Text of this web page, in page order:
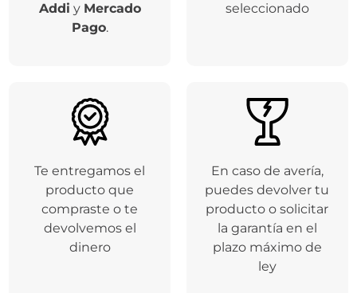
Addi y Mercado
Pago.
seleccionado
Te entregamos el
producto que
compraste o te
devolvemos el
dinero
En caso de avería,
puedes devolver tu
producto o solicitar
la garantía en el
plazo máximo de
ley